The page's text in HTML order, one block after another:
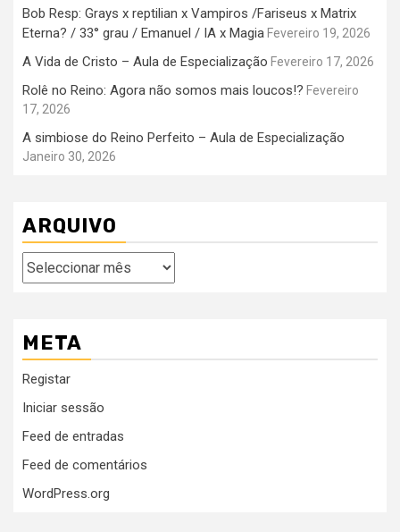
Bob Resp: Grays x reptilian x Vampiros /Fariseus x Matrix
Eterna? / 33° grau / Emanuel / IA x Magia Fevereiro 19, 2026
A Vida de Cristo – Aula de Especialização Fevereiro 17, 2026
Rolê no Reino: Agora não somos mais loucos!? Fevereiro
17, 2026
A simbiose do Reino Perfeito – Aula de Especialização
Janeiro 30, 2026
ARQUIVO
Arquivo
META
Registar
Iniciar sessão
Feed de entradas
Feed de comentários
WordPress.org